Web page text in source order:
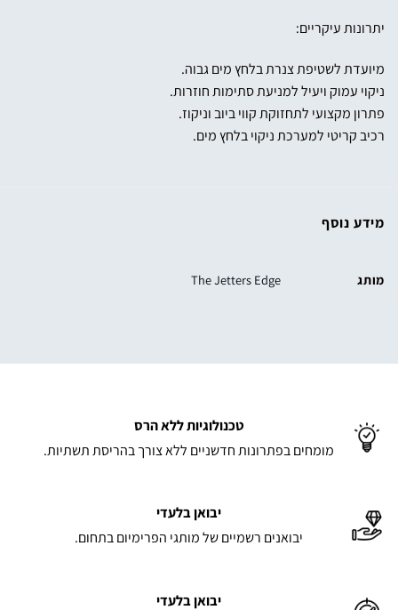
יתרונות עיקריים:
מיועדת לשטיפת צנרת בלחץ מים גבוה.
ניקוי עמוק ויעיל למניעת סתימות חוזרות.
פתרון מקצועי לתחזוקת קווי ביוב וניקוז.
רכיב קריטי למערכת ניקוי בלחץ מים.
מידע נוסף
מותג The Jetters Edge
טכנולוגיות ללא הרס
מומחים בפתרונות חדשניים ללא צורך בהריסת תשתיות.
יבואן בלעדי
יבואנים רשמיים של מותגי הפרימיום בתחום.
יבואן בלעדי